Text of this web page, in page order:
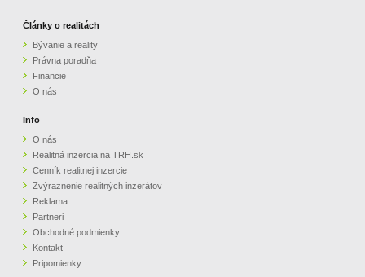
Články o realitách
Bývanie a reality
Právna poradňa
Financie
O nás
Info
O nás
Realitná inzercia na TRH.sk
Cenník realitnej inzercie
Zvýraznenie realitných inzerátov
Reklama
Partneri
Obchodné podmienky
Kontakt
Pripomienky